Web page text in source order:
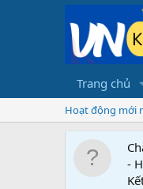
Trang chủ
Hoạt động mới
-